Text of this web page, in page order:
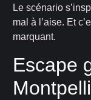
Le scénario
mal à l’aise. Et
marquant.
Escape